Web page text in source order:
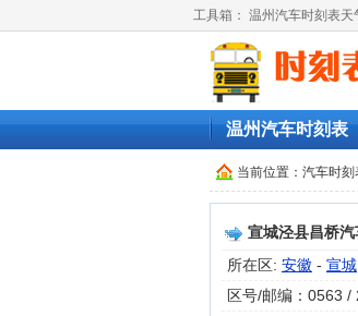
工具箱： 温州汽车时刻表天
温州汽车时刻表
当前位置： 汽车时刻
宣城泾县昌桥
所在区: 安徽 - 宣城
区号/邮编：0563 /